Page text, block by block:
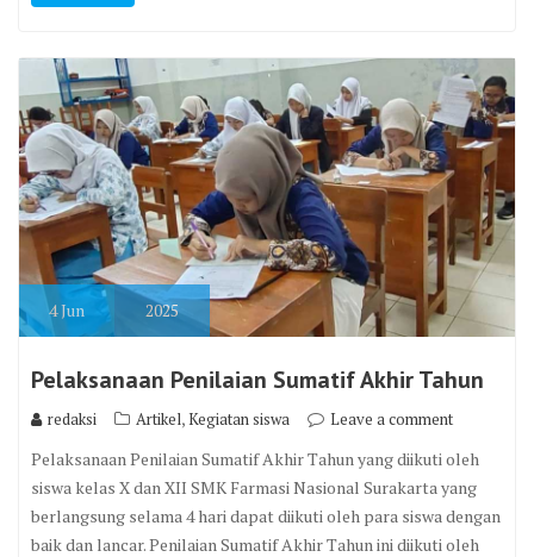
4Jun 2025
Pelaksanaan Penilaian Sumatif Akhir Tahun
redaksi Artikel,Kegiatan siswa Leave a comment
Pelaksanaan Penilaian Sumatif Akhir Tahun yang diikuti oleh
siswa kelas X dan XII SMK Farmasi Nasional Surakarta yang
berlangsung selama 4 hari dapat diikuti oleh para siswa dengan
baik dan lancar. Penilaian Sumatif Akhir Tahun ini diikuti oleh